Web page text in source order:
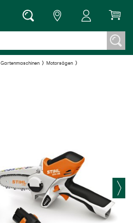
Gartenmaschinen
Motorsägen